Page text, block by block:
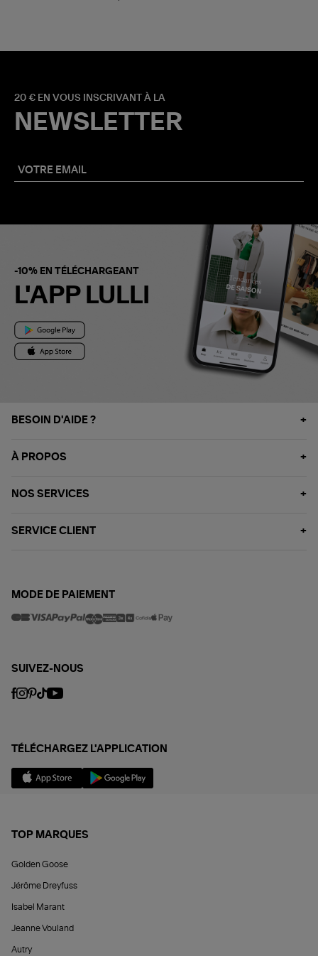
20 € EN VOUS INSCRIVANT À LA
NEWSLETTER
-10% EN TÉLÉCHARGEANT
L'APP LULLI
BESOIN D'AIDE ?
À PROPOS
NOS SERVICES
SERVICE CLIENT
MODE DE PAIEMENT
SUIVEZ-NOUS
TÉLÉCHARGEZ L'APPLICATION
TOP MARQUES
Golden Goose
Jérôme Dreyfuss
Isabel Marant
Jeanne Vouland
Autry